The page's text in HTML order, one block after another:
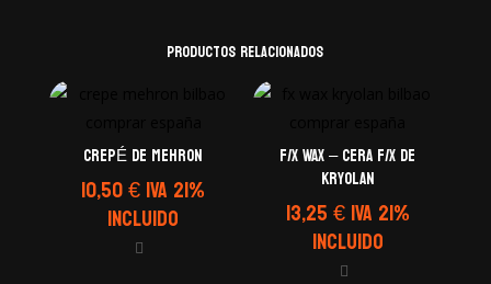
Productos relacionados
CREPÉ de Mehron
10,50€IVA 21%
Incluido
F/X WAX – CERA F/X de
Kryolan
13,25€IVA 21%
Incluido